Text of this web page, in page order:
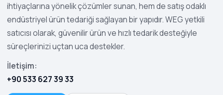
ihtiyaçlarına yönelik çözümler sunan, hem de satış odaklı
endüstriyel ürün tedariği sağlayan bir yapıdır. WEG yetkili
satıcısı olarak, güvenilir ürün ve hızlı tedarik desteğiyle
süreçlerinizi uçtan uca destekler.
İletişim:
+90 533 627 39 33